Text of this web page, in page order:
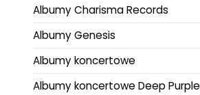
Albumy Charisma Records
Albumy Genesis
Albumy koncertowe
Albumy koncertowe Deep Purple